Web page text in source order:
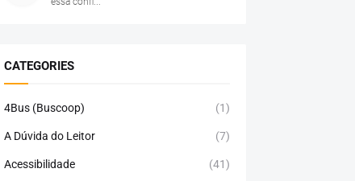
CATEGORIES
4Bus (Buscoop) (1)
A Dúvida do Leitor (7)
Acessibilidade (41)